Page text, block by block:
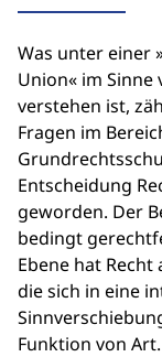
Was unter einer
Union« im Sinne
verstehen ist,
Fragen im
Entscheidung
geworden. Der
bedingt
Ebene hat
die sich in eine
Funktion von Art.